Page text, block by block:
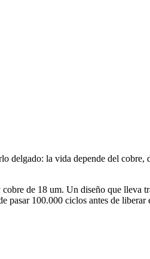
delgado: la vida depende del cobre,
de 18 um. Un diseño que lleva
pasar 100.000 ciclos antes de liberar